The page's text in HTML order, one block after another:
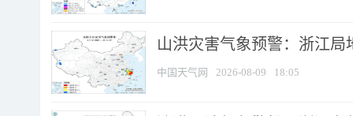
山洪灾害气象预警：浙江
中国天气网 2026-08-09 18:05